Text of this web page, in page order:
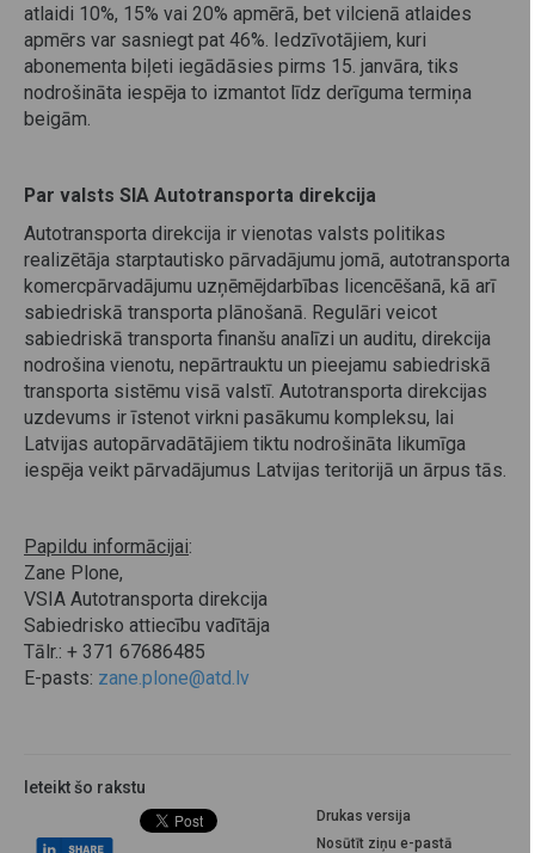
atlaidi 10%, 15% vai 20% apmērā, bet vilcienā atlaides
apmērs var sasniegt pat 46%. Iedzīvotājiem, kuri
abonementa biļeti iegādāsies pirms 15. janvāra, tiks
nodrošināta iespēja to izmantot līdz derīguma termiņa
beigām.
Par valsts SIA Autotransporta direkcija
Autotransporta direkcija ir vienotas valsts politikas
realizētāja starptautisko pārvadājumu jomā, autotransporta
komercpārvadājumu uzņēmējdarbības licencēšanā, kā arī
sabiedriskā transporta plānošanā. Regulāri veicot
sabiedriskā transporta finanšu analīzi un auditu, direkcija
nodrošina vienotu, nepārtrauktu un pieejamu sabiedriskā
transporta sistēmu visā valstī. Autotransporta direkcijas
uzdevums ir īstenot virkni pasākumu kompleksu, lai
Latvijas autopārvadātājiem tiktu nodrošināta likumīga
iespēja veikt pārvadājumus Latvijas teritorijā un ārpus tās.
Papildu informācijai:
Zane Plone,
VSIA Autotransporta direkcija
Sabiedrisko attiecību vadītāja
Tālr.: + 371 67686485
E-pasts: zane.plone@atd.lv
Ieteikt šo rakstu
Drukas versija
Nosūtīt ziņu e-pastā